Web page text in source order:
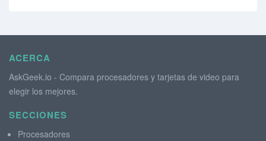
ACERCA
AskGeek.io - Compara procesadores y tarjetas de video para
elegir los mejores.
SECCIONES
Procesadores